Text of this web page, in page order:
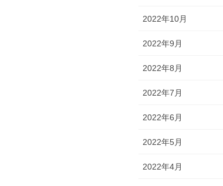
2022年10月
2022年9月
2022年8月
2022年7月
2022年6月
2022年5月
2022年4月